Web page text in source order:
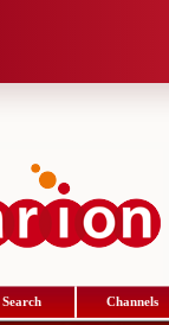
Search Channels